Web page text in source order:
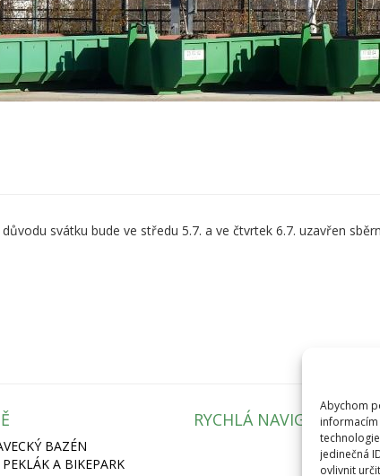
Abychom
jedinečná
ovlivnit
svátku bude ve středu 5.7. a ve čtvrtek 6.7. uzavřen
BAZÉN
A BIKEPARK
RYCHLÁ NAVIGACE